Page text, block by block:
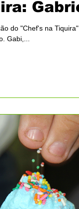
do "Chef's na
Gabi,...